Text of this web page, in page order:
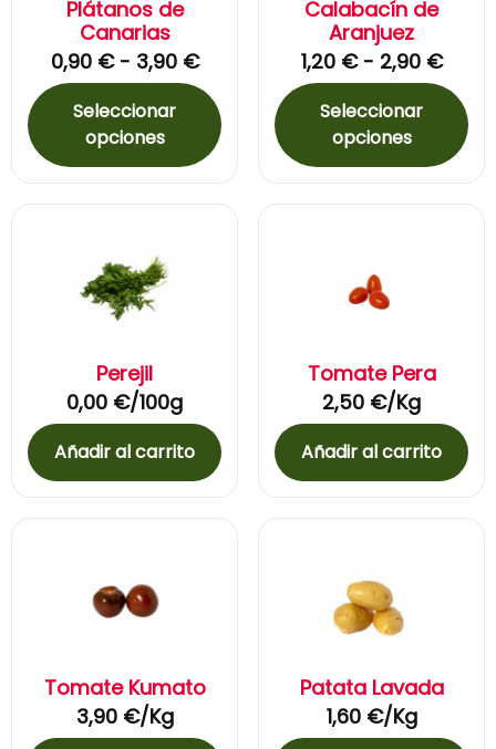
Plátanos de
Canarias
0,90 € - 3,90 €
Seleccionar
opciones
Calabacín de
Aranjuez
1,20 € - 2,90 €
Seleccionar
opciones
Perejil
0,00 €/100g
Añadir al carrito
Tomate Pera
2,50 €/Kg
Añadir al carrito
Tomate Kumato
3,90 €/Kg
Patata Lavada
1,60 €/Kg